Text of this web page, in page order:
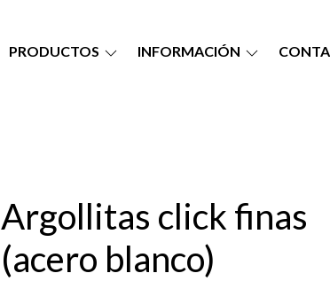
PRODUCTOS INFORMACIÓN
Argollitas click finas
(acero blanco)